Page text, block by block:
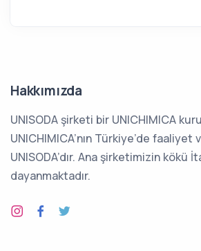
Hakkımızda
UNISODA şirketi bir UNICHIMICA
UNICHIMICA’nın Türkiye’de
UNISODA’dır. Ana şirketimizin kökü
dayanmaktadır.